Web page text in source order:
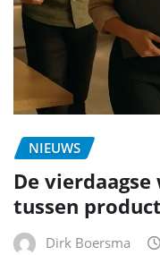
NIEUWS
De
tussen
Dirk Boersma